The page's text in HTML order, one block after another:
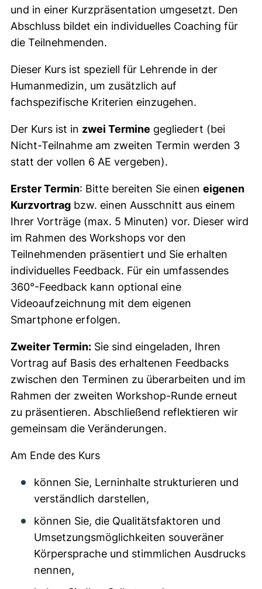
und in einer Kurzpräsentation umgesetzt. Den
Abschluss bildet ein individuelles Coaching für
die Teilnehmenden.
Dieser Kurs ist speziell für Lehrende in der
Humanmedizin, um zusätzlich auf
fachspezifische Kriterien einzugehen.
Der Kurs ist in zwei Termine gegliedert (bei
Nicht-Teilnahme am zweiten Termin werden 3
statt der vollen 6 AE vergeben).
Erster Termin: Bitte bereiten Sie einen eigenen
Kurzvortrag bzw. einen Ausschnitt aus einem
Ihrer Vorträge (max. 5 Minuten) vor. Dieser wird
im Rahmen des Workshops vor den
Teilnehmenden präsentiert und Sie erhalten
individuelles Feedback. Für ein umfassendes
360°-Feedback kann optional eine
Videoaufzeichnung mit dem eigenen
Smartphone erfolgen.
Zweiter Termin: Sie sind eingeladen, Ihren
Vortrag auf Basis des erhaltenen Feedbacks
zwischen den Terminen zu überarbeiten und im
Rahmen der zweiten Workshop-Runde erneut
zu präsentieren. Abschließend reflektieren wir
gemeinsam die Veränderungen.
Am Ende des Kurs
können Sie, Lerninhalte strukturieren und
verständlich darstellen,
können Sie, die Qualitätsfaktoren und
Umsetzungsmöglichkeiten souveräner
Körpersprache und stimmlichen Ausdrucks
nennen,